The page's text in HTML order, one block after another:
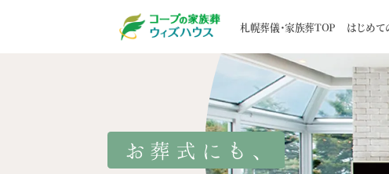
札幌葬儀・家族葬TOP はじめて
はじめての方へ 選ばれる理由
葬儀後のサポート 寺院紹介ペー
メンバーズクラブ ブログ
道央エリア
道北エリア
道南エリア
葬儀一覧 家族葬 一日葬
家族葬事例 お客様の声
5つのお約束 ス
お葬式にも